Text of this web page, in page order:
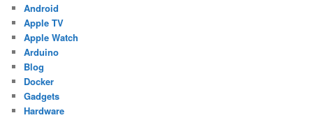
Android
Apple TV
Apple Watch
Arduino
Blog
Docker
Gadgets
Hardware